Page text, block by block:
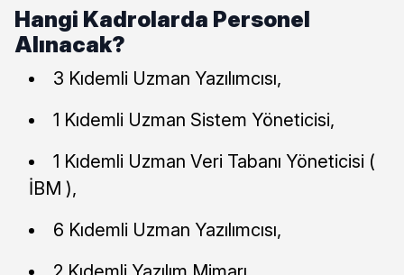
Hangi Kadrolarda Personel
Alınacak?
3 Kıdemli Uzman Yazılımcısı,
1 Kıdemli Uzman Sistem Yöneticisi,
1 Kıdemli Uzman Veri Tabanı Yöneticisi (
İBM ),
6 Kıdemli Uzman Yazılımcısı,